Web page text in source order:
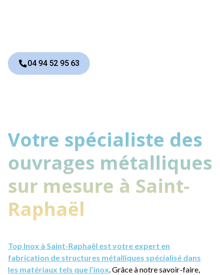
04 94 52 95 63
Votre spécialiste des
ouvrages métalliques
sur mesure à Saint-
Raphaël
Top Inox à Saint-Raphaël est votre expert en
fabrication de structures métalliques spécialisé dans
les matériaux tels que l’inox. Grâce à notre savoir-faire,